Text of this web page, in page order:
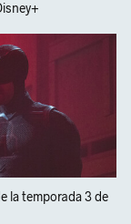
la temporada 3 de